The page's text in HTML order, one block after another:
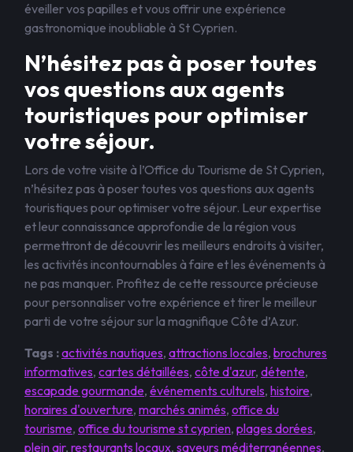
éveiller vos papilles et vous offrir une expérience
gastronomique inoubliable à St Cyprien.
N’hésitez pas à poser toutes
vos questions aux agents
touristiques pour optimiser
votre séjour.
Lors de votre visite à l’Office du Tourisme de St Cyprien,
n’hésitez pas à poser toutes vos questions aux agents
touristiques pour optimiser votre séjour. Leur expertise
et leur connaissance approfondie de la région vous
permettront de découvrir les meilleurs endroits à visiter,
les activités incontournables à faire et les événements à
ne pas manquer. Profitez de cette ressource précieuse
pour personnaliser votre expérience et tirer le meilleur
parti de votre séjour sur la magnifique Côte d’Azur.
Tags :activités nautiques, attractions locales, brochures
informatives, cartes détaillées, côte d'azur, détente,
escapade gourmande, événements culturels, histoire,
horaires d'ouverture, marchés animés, office du
tourisme, office du tourisme st cyprien, plages dorées,
plein air, restaurants locaux, saveurs méditerranéennes,